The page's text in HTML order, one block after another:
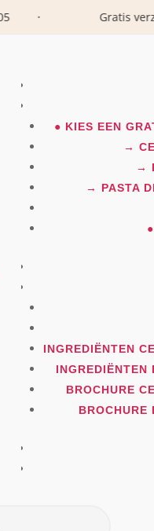
Gratis
● KIES EEN
→
→
→ PASTA
INGREDIËNTEN
INGREDIËNTEN
BROCHURE
BROCHURE